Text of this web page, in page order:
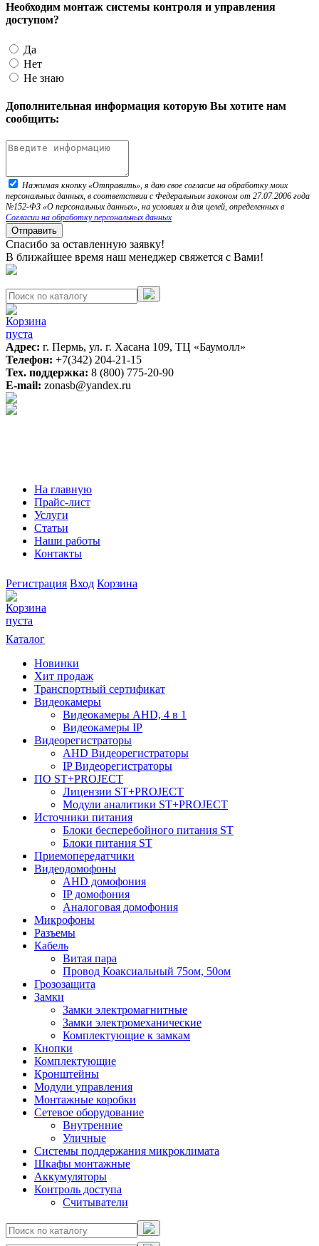
Необходим монтаж системы контроля и управления
доступом?
Да
Нет
Не знаю
Дополнительная информация которую Вы хотите нам
сообщить:
Нажимая кнопку «Отправить», я даю свое согласие на обработку моих
персональных данных, в соответствии с Федеральным законом от 27.07.2006 года
№152-ФЗ «О персональных данных», на условиях и для целей, определенных в
Согласии на обработку персональных данных
Отправить
Спасибо за оставленную заявку!
В ближайшее время наш менеджер свяжется с Вами!
Корзина
пуста
Адрес: г. Пермь, ул. г. Хасана 109, ТЦ «Баумолл»
Телефон: +7(342) 204-21-15
Тех. поддержка: 8 (800) 775-20-90
E-mail: zonasb@yandex.ru
На главную
Прайс-лист
Услуги
Статьи
Наши работы
Контакты
Регистрация Вход Корзина
Корзина
пуста
Каталог
Новинки
Хит продаж
Транспортный сертификат
Видеокамеры
Видеокамеры AHD, 4 в 1
Видеокамеры IP
Видеорегистраторы
AHD Видеорегистраторы
IP Видеорегистраторы
ПО ST+PROJECT
Лицензии ST+PROJECT
Модули аналитики ST+PROJECT
Источники питания
Блоки бесперебойного питания ST
Блоки питания ST
Приемопередатчики
Видеодомофоны
AHD домофония
IP домофония
Аналоговая домофония
Микрофоны
Разъемы
Кабель
Витая пара
Провод Коаксиальный 75ом, 50ом
Грозозащита
Замки
Замки электромагнитные
Замки электромеханические
Комплектующие к замкам
Кнопки
Комплектующие
Кронштейны
Модули управления
Монтажные коробки
Сетевое оборудование
Внутренние
Уличные
Системы поддержания микроклимата
Шкафы монтажные
Аккумуляторы
Контроль доступа
Считыватели